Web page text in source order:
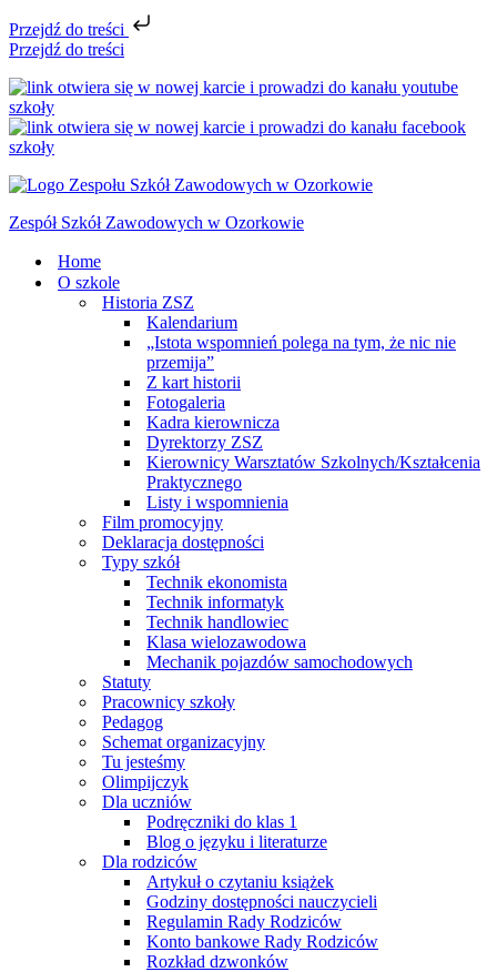
Przejdź do treści
Przejdź do treści
Zespół Szkół Zawodowych w Ozorkowie
Home
O szkole
Historia ZSZ
Kalendarium
„Istota wspomnień polega na tym, że nic nie
przemija”
Z kart historii
Fotogaleria
Kadra kierownicza
Dyrektorzy ZSZ
Kierownicy Warsztatów Szkolnych/Kształcenia
Praktycznego
Listy i wspomnienia
Film promocyjny
Deklaracja dostępności
Typy szkół
Technik ekonomista
Technik informatyk
Technik handlowiec
Klasa wielozawodowa
Mechanik pojazdów samochodowych
Statuty
Pracownicy szkoły
Pedagog
Schemat organizacyjny
Tu jesteśmy
Olimpijczyk
Dla uczniów
Podręczniki do klas 1
Blog o języku i literaturze
Dla rodziców
Artykuł o czytaniu książek
Godziny dostępności nauczycieli
Regulamin Rady Rodziców
Konto bankowe Rady Rodziców
Rozkład dzwonków